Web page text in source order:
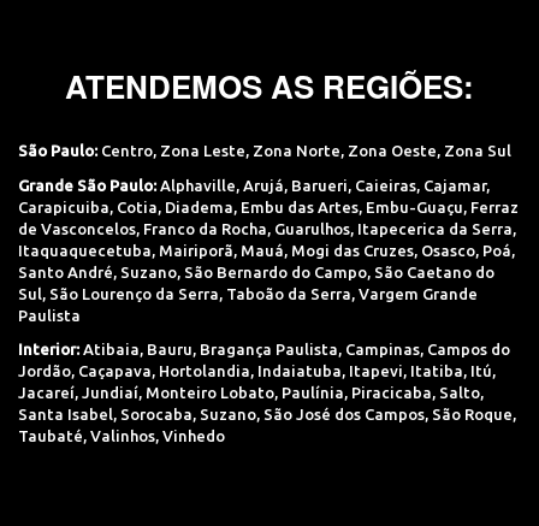
ATENDEMOS AS REGIÕES:
São Paulo: Centro, Zona Leste, Zona Norte, Zona Oeste, Zona Sul
Grande São Paulo: Alphaville Arujá Barueri Caieiras Cajamar,
Carapicuiba Cotia Diadema Embu das Artes Embu-Guaçu Ferraz
de Vasconcelos Franco da Rocha Guarulhos Itapecerica da Serra
Itaquaquecetuba Mairiporã Mauá Mogi das Cruzes Osasco Poá
Santo André Suzano São Bernardo do Campo São Caetano do
Sul São Lourenço da Serra Taboão da Serra Vargem Grande
Paulista
Interior: Atibaia, Bauru, Bragança Paulista, Campinas, Campos do
Jordão, Caçapava, Hortolandia, Indaiatuba, Itapevi, Itatiba, Itú,
Jacareí, Jundiaí, Monteiro Lobato, Paulínia, Piracicaba, Salto,
Santa Isabel, Sorocaba, Suzano, São José dos Campos, São Roque,
Taubaté, Valinhos, Vinhedo